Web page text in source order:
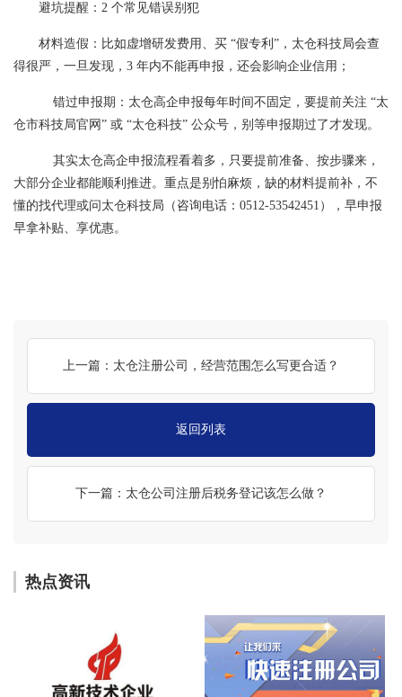
避坑提醒：2 个常见错误别犯
材料造假：比如虚增研发费用、买 “假专利”，太仓科技局会查
得很严，一旦发现，3 年内不能再申报，还会影响企业信用；
错过申报期：太仓高企申报每年时间不固定，要提前关注 “太
仓市科技局官网” 或 “太仓科技” 公众号，别等申报期过了才发现。
其实太仓高企申报流程看着多，只要提前准备、按步骤来，
大部分企业都能顺利推进。重点是别怕麻烦，缺的材料提前补，不
懂的找代理或问太仓科技局（咨询电话：0512-53542451），早申报
早拿补贴、享优惠。
上一篇：太仓注册公司，经营范围怎么写更合适？
返回列表
下一篇：太仓公司注册后税务登记该怎么做？
热点资讯